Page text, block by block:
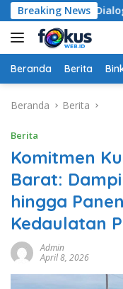
Langsung
ke
konten
Breaking News
Patroli Dialogis di
Beranda Berita
Beranda Berita
Berita
Komitmen
Barat:
hingga
Kedaulatan
Admin
April 8, 2026